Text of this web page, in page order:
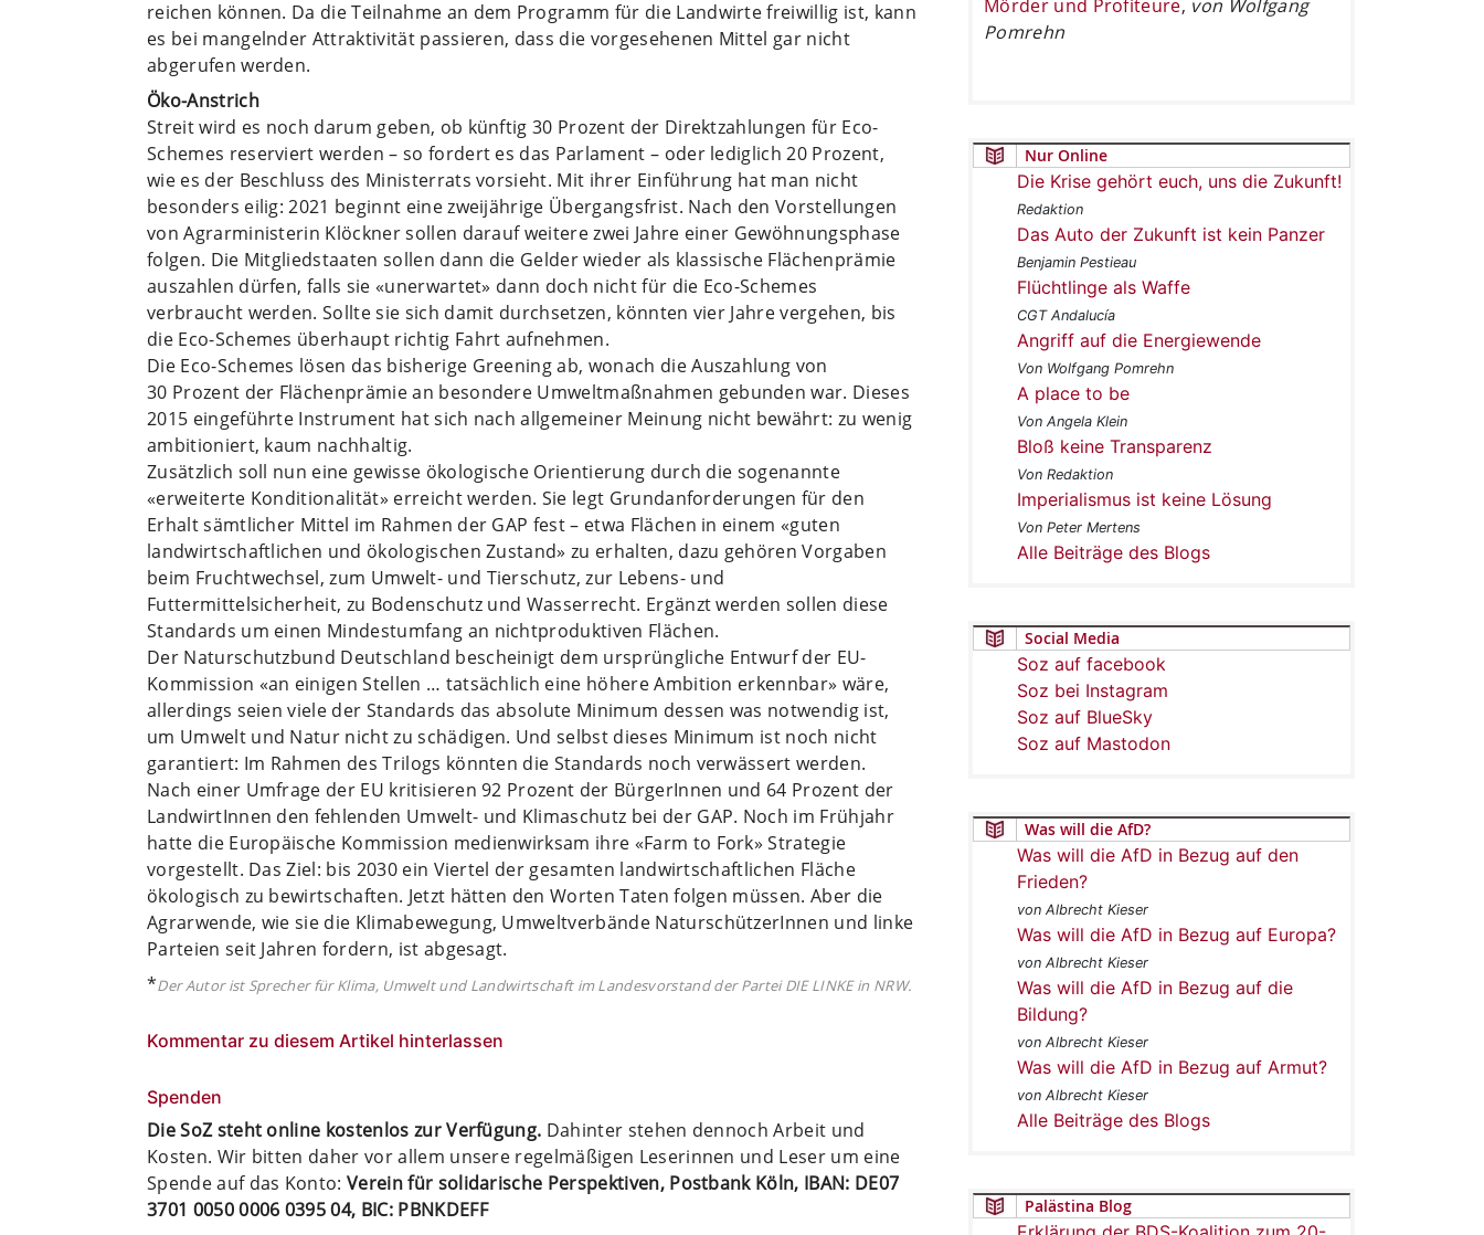
reichen können. Da die Teilnahme an dem Programm für die Landwirte freiwillig ist, kann
es bei mangelnder Attraktivität passieren, dass die vorgesehenen Mittel gar nicht
abgerufen werden.
Öko-Anstrich
Streit wird es noch darum geben, ob künftig 30 Prozent der Direktzahlungen für Eco-
Schemes reserviert werden – so fordert es das Parlament – oder lediglich 20 Prozent,
wie es der Beschluss des Ministerrats vorsieht. Mit ihrer Einführung hat man nicht
besonders eilig: 2021 beginnt eine zweijährige Übergangsfrist. Nach den Vorstellungen
von Agrarministerin Klöckner sollen darauf weitere zwei Jahre einer Gewöhnungsphase
folgen. Die Mitgliedstaaten sollen dann die Gelder wieder als klassische Flächenprämie
auszahlen dürfen, falls sie «unerwartet» dann doch nicht für die Eco-Schemes
verbraucht werden. Sollte sie sich damit durchsetzen, könnten vier Jahre vergehen, bis
die Eco-Schemes überhaupt richtig Fahrt aufnehmen.
Die Eco-Schemes lösen das bisherige Greening ab, wonach die Auszahlung von
30 Prozent der Flächenprämie an besondere Umweltmaßnahmen gebunden war. Dieses
2015 eingeführte Instrument hat sich nach allgemeiner Meinung nicht bewährt: zu wenig
ambitioniert, kaum nachhaltig.
Zusätzlich soll nun eine gewisse ökologische Orientierung durch die sogenannte
«erweiterte Konditionalität» erreicht werden. Sie legt Grundanforderungen für den
Erhalt sämtlicher Mittel im Rahmen der GAP fest – etwa Flächen in einem «guten
landwirtschaftlichen und ökologischen Zustand» zu erhalten, dazu gehören Vorgaben
beim Fruchtwechsel, zum Umwelt- und Tierschutz, zur Lebens- und
Futtermittelsicherheit, zu Bodenschutz und Wasserrecht. Ergänzt werden sollen diese
Standards um einen Mindestumfang an nichtproduktiven Flächen.
Der Naturschutzbund Deutschland bescheinigt dem ursprüngliche Entwurf der EU-
Kommission «an einigen Stellen … tatsächlich eine höhere Ambition erkennbar» wäre,
allerdings seien viele der Standards das absolute Minimum dessen was notwendig ist,
um Umwelt und Natur nicht zu schädigen. Und selbst dieses Minimum ist noch nicht
garantiert: Im Rahmen des Trilogs könnten die Standards noch verwässert werden.
Nach einer Umfrage der EU kritisieren 92 Prozent der BürgerInnen und 64 Prozent der
LandwirtInnen den fehlenden Umwelt- und Klimaschutz bei der GAP. Noch im Frühjahr
hatte die Europäische Kommission medienwirksam ihre «Farm to Fork» Strategie
vorgestellt. Das Ziel: bis 2030 ein Viertel der gesamten landwirtschaftlichen Fläche
ökologisch zu bewirtschaften. Jetzt hätten den Worten Taten folgen müssen. Aber die
Agrarwende, wie sie die Klimabewegung, Umweltverbände NaturschützerInnen und linke
Parteien seit Jahren fordern, ist abgesagt.
*Der Autor ist Sprecher für Klima, Umwelt und Landwirtschaft im Landesvorstand der Partei DIE LINKE in NRW.
Kommentar zu diesem Artikel hinterlassen
Spenden
Die SoZ steht online kostenlos zur Verfügung. Dahinter stehen dennoch Arbeit und
Kosten. Wir bitten daher vor allem unsere regelmäßigen Leserinnen und Leser um eine
Spende auf das Konto:Verein für solidarische Perspektiven, Postbank Köln, IBAN: DE07
3701 0050 0006 0395 04, BIC: PBNKDEFF
Mörder und Profiteure, von Wolfgang
Pomrehn
Nur Online
Die Krise gehört euch, uns die Zukunft!
Redaktion
Das Auto der Zukunft ist kein Panzer
Benjamin Pestieau
Flüchtlinge als Waffe
CGT Andalucía
Angriff auf die Energiewende
Von Wolfgang Pomrehn
A place to be
Von Angela Klein
Bloß keine Transparenz
Von Redaktion
Imperialismus ist keine Lösung
Von Peter Mertens
Alle Beiträge des Blogs
Social Media
Soz auf facebook
Soz bei Instagram
Soz auf BlueSky
Soz auf Mastodon
Was will die AfD?
Was will die AfD in Bezug auf den
Frieden?
von Albrecht Kieser
Was will die AfD in Bezug auf Europa?
von Albrecht Kieser
Was will die AfD in Bezug auf die
Bildung?
von Albrecht Kieser
Was will die AfD in Bezug auf Armut?
von Albrecht Kieser
Alle Beiträge des Blogs
Palästina Blog